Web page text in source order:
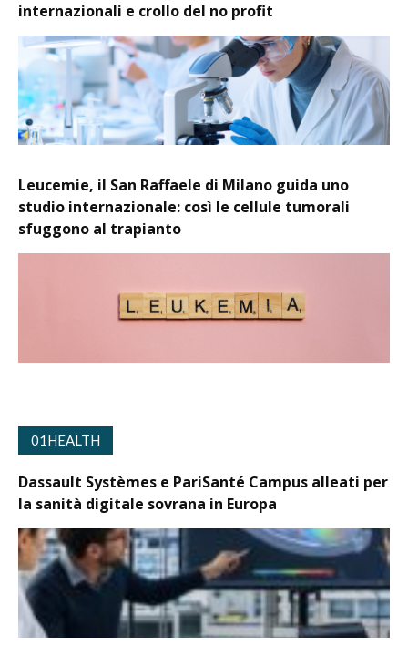
internazionali e crollo del no profit
Leucemie, il San Raffaele di Milano guida uno
studio internazionale: così le cellule tumorali
sfuggono al trapianto
01HEALTH
Dassault Systèmes e PariSanté Campus alleati per
la sanità digitale sovrana in Europa